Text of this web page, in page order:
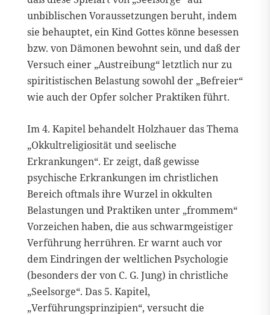
unbiblischen Voraussetzungen beruht, indem
sie behauptet, ein Kind Gottes könne besessen
bzw. von Dämonen bewohnt sein, und daß der
Versuch einer „Austreibung“ letztlich nur zu
spiritistischen Belastung sowohl der „Befreier“
wie auch der Opfer solcher Praktiken führt.
Im 4. Kapitel behandelt Holzhauer das Thema
„Okkultreligiosität und seelische
Erkrankungen“. Er zeigt, daß gewisse
psychische Erkrankungen im christlichen
Bereich oftmals ihre Wurzel in okkulten
Belastungen und Praktiken unter „frommem“
Vorzeichen haben, die aus schwarmgeistiger
Verführung herrühren. Er warnt auch vor
dem Eindringen der weltlichen Psychologie
(besonders der von C. G. Jung) in christliche
„Seelsorge“. Das 5. Kapitel,
„Verführungsprinzipien“, versucht die